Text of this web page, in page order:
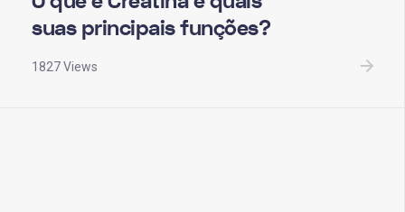
suas principais funções?
1827 Views